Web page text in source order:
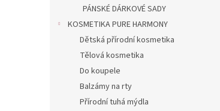
PÁNSKÉ DÁRKOVÉ SADY
KOSMETIKA PURE HARMONY
Dětská přírodní kosmetika
Tělová kosmetika
Do koupele
Balzámy na rty
Přírodní tuhá mýdla